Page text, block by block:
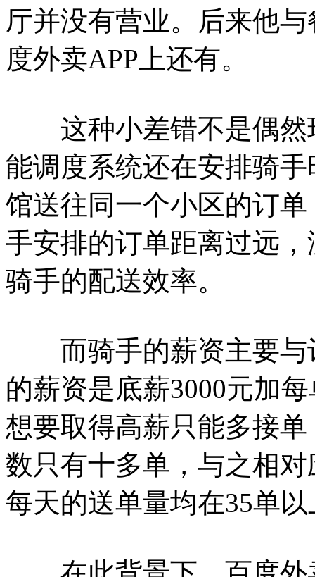
厅并没有营业。后来他
度外卖APP上还有。
这种小差错不是偶然
能调度系统还在安排骑
馆送往同一个小区的订
手安排的订单距离过远
骑手的配送效率。
而骑手的薪资主要与
的薪资是底薪3000元加
想要取得高薪只能多接
数只有十多单，与之相
每天的送单量均在35单